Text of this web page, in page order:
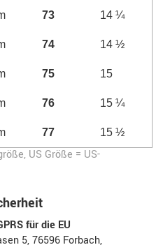
73 14 ¼
74 14 ½
75 15
76 15 ¼
77 15 ½
US Größe = US-
für die EU
5, 76596 Forbach,